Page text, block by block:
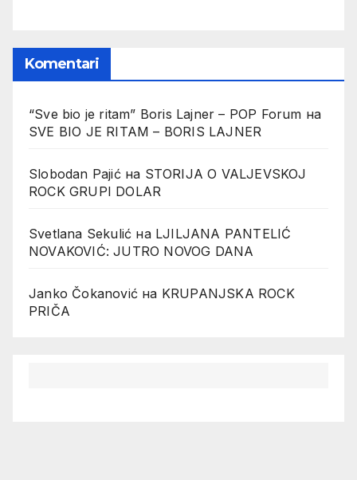
Komentari
“Sve bio je ritam” Boris Lajner – POP Forum на
SVE BIO JE RITAM – BORIS LAJNER
Slobodan Pajićна STORIJA O VALJEVSKOJ
ROCK GRUPI DOLAR
Svetlana Sekulić на LJILJANA PANTELIĆ
NOVAKOVIĆ: JUTRO NOVOG DANA
Janko Čokanović на KRUPANJSKA ROCK
PRIČA